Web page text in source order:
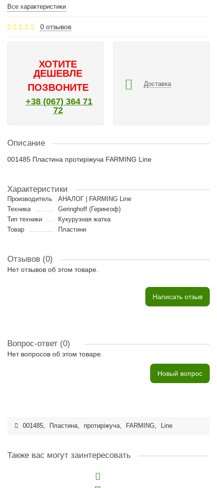
Все характеристики
0 отзывов
ХОТИТЕ
ДЕШЕВЛЕ
ПОЗВОНИТЕ
+38 (067) 364 71
72
Доставка
Описание
001485 Пластина протиріжуча FARMING Line
Характеристики
Производитель
АНАЛОГ | FARMING Line
Техника
Geringhoff (Герингоф)
Тип техники
Кукурузная жатка
Товар
Пластини
Отзывов (0)
Нет отзывов об этом товаре.
Написать отзыв
Вопрос-ответ (0)
Нет вопросов об этом товаре.
Новый вопрос
001485, Пластина, протиріжуча, FARMING, Line
Также вас могут заинтересовать